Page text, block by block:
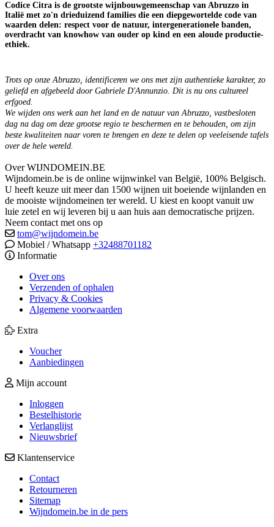
Codice Citra is de grootste wijnbouwgemeenschap van Abruzzo in
Italië met zo'n drieduizend families die een diepgewortelde code van
waarden delen: respect voor de natuur, intergenerationele banden,
overdracht van knowhow van ouder op kind en een aloude productie-
ethiek.
Trots op onze Abruzzo, identificeren we ons met zijn authentieke karakter, zo
geliefd en afgebeeld door Gabriele D'Annunzio. Dit is nu ons cultureel
erfgoed.
We wijden ons werk aan het land en de natuur van Abruzzo, vastbesloten
dag na dag om deze grootse regio te beschermen en te behouden, om zijn
beste kwaliteiten naar voren te brengen en deze te delen op veeleisende tafels
over de hele wereld.
Over WIJNDOMEIN.BE
Wijndomein.be is de online wijnwinkel van België, 100% Belgisch.
U heeft keuze uit meer dan 1500 wijnen uit boeiende wijnlanden en
de mooiste wijndomeinen ter wereld. U kiest en koopt vanuit uw
luie zetel en wij leveren bij u aan huis aan democratische prijzen.
Neem contact met ons op
tom@wijndomein.be
Mobiel / Whatsapp +32488701182
Informatie
Over ons
Verzenden of ophalen
Privacy & Cookies
Algemene voorwaarden
Extra
Voucher
Aanbiedingen
Mijn account
Inloggen
Bestelhistorie
Verlanglijst
Nieuwsbrief
Klantenservice
Contact
Retourneren
Sitemap
Wijndomein.be in de pers